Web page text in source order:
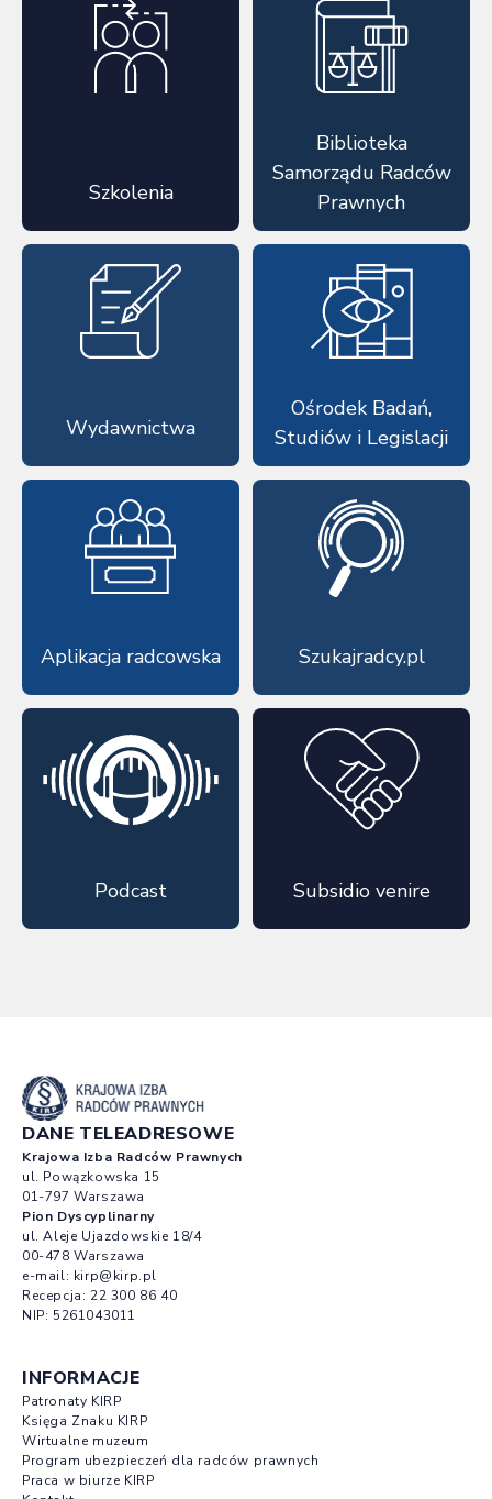
Szkolenia
Biblioteka
Samorządu Radców
Prawnych
Wydawnictwa
Ośrodek Badań,
Studiów i Legislacji
Aplikacja radcowska Szukajradcy.pl
Podcast Subsidio venire
DANE TELEADRESOWE
Krajowa Izba Radców Prawnych
ul. Powązkowska 15
01-797 Warszawa
Pion Dyscyplinarny
ul. Aleje Ujazdowskie 18/4
00-478 Warszawa
e-mail: kirp@kirp.pl
Recepcja: 22 300 86 40
NIP: 5261043011
INFORMACJE
Patronaty KIRP
Księga Znaku KIRP
Wirtualne muzeum
Program ubezpieczeń dla radców prawnych
Praca w biurze KIRP